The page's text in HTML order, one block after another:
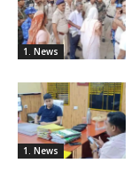
1. News
1. News